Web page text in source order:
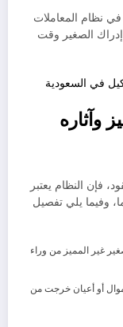
في نظام المعاملات
الصغير وقت
في السعودية
وآثاره
فإن النظام يعتبر
وفيما يلي تفصيل
غير المميز من وراء
أو أعيان خرجت من